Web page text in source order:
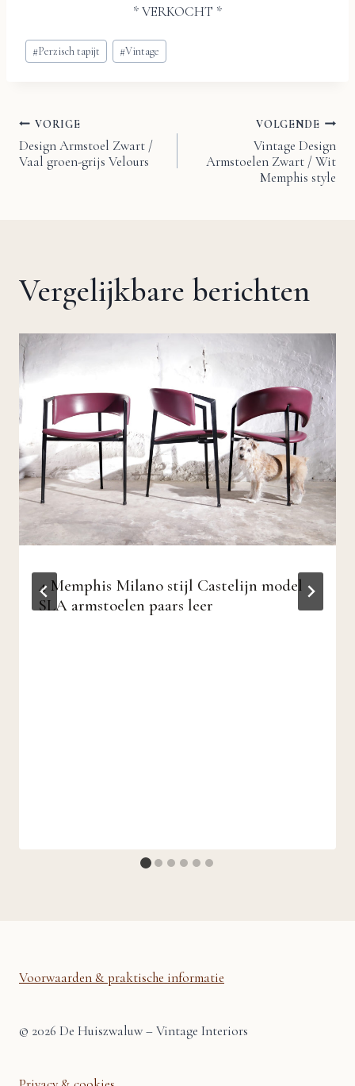
* VERKOCHT *
Bericht
tags:
#Perzisch tapijt #Vintage
Bericht
VORIGE
Design Armstoel Zwart /
Vaal groen-grijs Velours
VOLGENDE
Vintage Design
Armstoelen Zwart / Wit
Memphis style
Vergelijkbare berichten
4 Memphis Milano stijl Castelijn model
SLA armstoelen paars leer
Voorwaarden & praktische informatie
© 2026 De Huiszwaluw – Vintage Interiors